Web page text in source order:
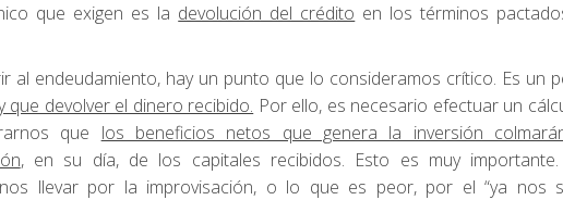
que exigen es la devolución del crédito en los términos
al endeudamiento, hay un punto que lo consideramos crítico. Es un
que devolver el dinero recibido. Por ello, es necesario efectuar un
que los beneficios netos que genera la inversión
, en su día, de los capitales recibidos. Esto es muy
llevar por la improvisación, o lo que es peor, por el “ya nos